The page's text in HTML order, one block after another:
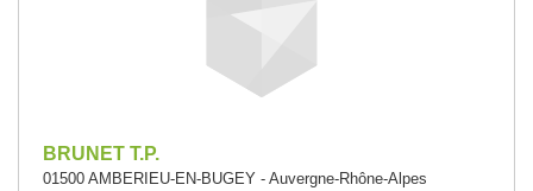
BRUNET T.P.
01500 AMBERIEU-EN-BUGEY - Auvergne-Rhône-Alpes